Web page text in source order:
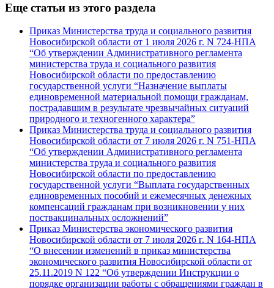
Еще статьи из этого раздела
Приказ Министерства труда и социального развития
Новосибирской области от 1 июля 2026 г. N 724-НПА
“Об утверждении Административного регламента
министерства труда и социального развития
Новосибирской области по предоставлению
государственной услуги “Назначение выплаты
единовременной материальной помощи гражданам,
пострадавшим в результате чрезвычайных ситуаций
природного и техногенного характера”
Приказ Министерства труда и социального развития
Новосибирской области от 7 июля 2026 г. N 751-НПА
“Об утверждении Административного регламента
министерства труда и социального развития
Новосибирской области по предоставлению
государственной услуги “Выплата государственных
единовременных пособий и ежемесячных денежных
компенсаций гражданам при возникновении у них
поствакцинальных осложнений”
Приказ Министерства экономического развития
Новосибирской области от 7 июля 2026 г. N 164-НПА
“О внесении изменений в приказ министерства
экономического развития Новосибирской области от
25.11.2019 N 122 “Об утверждении Инструкции о
порядке организации работы с обращениями граждан в